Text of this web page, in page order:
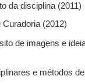
da disciplina (2011)
Curadoria (2012)
de imagens e
e métodos de